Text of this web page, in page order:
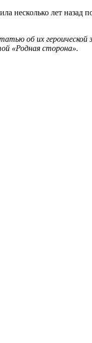
несколько лет назад
об их
«Родная сторона».